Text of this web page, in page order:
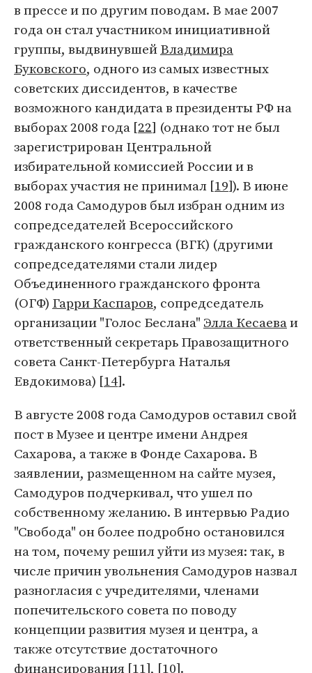
в прессе и по другим поводам. В мае 2007
года он стал участником инициативной
группы, выдвинувшейВладимира
Буковского, одного из самых известных
советских диссидентов, в качестве
возможного кандидата в президенты РФ на
выборах 2008 года [22] (однако тот не был
зарегистрирован Центральной
избирательной комиссией России и в
выборах участия не принимал [19]). В июне
2008 года Самодуров был избран одним из
сопредседателей Всероссийского
гражданского конгресса (ВГК) (другими
сопредседателями стали лидер
Объединенного гражданского фронта
(ОГФ) Гарри Каспаров, сопредседатель
организации "Голос Беслана" Элла Кесаеваи
ответственный секретарь Правозащитного
совета Санкт-Петербурга Наталья
Евдокимова) [14].
В августе 2008 года Самодуров оставил свой
пост в Музее и центре имени Андрея
Сахарова, а также в Фонде Сахарова. В
заявлении, размещенном на сайте музея,
Самодуров подчеркивал, что ушел по
собственному желанию. В интервью Радио
"Свобода" он более подробно остановился
на том, почему решил уйти из музея: так, в
числе причин увольнения Самодуров назвал
разногласия с учредителями, членами
попечительского совета по поводу
концепции развития музея и центра, а
также отсутствие достаточного
финансирования [11], [10].